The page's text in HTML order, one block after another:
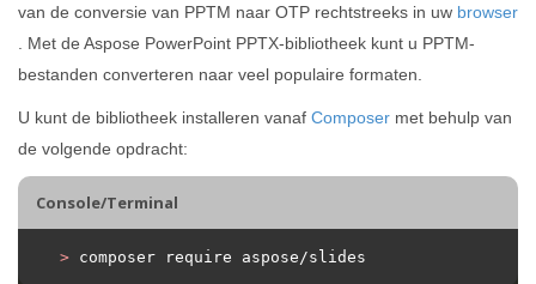
van de conversie van PPTM naar OTP rechtstreeks in uw browser
. Met de Aspose PowerPoint PPTX-bibliotheek kunt u PPTM-
bestanden converteren naar veel populaire formaten.
U kunt de bibliotheek installeren vanaf Composer met behulp van
de volgende opdracht:
Console/Terminal
> composer require aspose/slides